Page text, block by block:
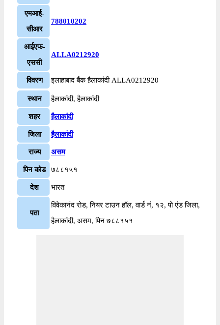
एमआई-
सीआर
788010202
आईएफ-
एससी
ALLA0212920
विवरण इलाहाबाद बैंक हैलाकांदी ALLA0212920
स्थान हैलाकांदी, हैलाकांदी
शहर हैलाकांदी
जिला हैलाकांदी
राज्य असम
पिन कोड ७८८१५१
देश भारत
पता
विवेकानंद रोड, नियर टाउन हॉल, वार्ड नं, १२, पो एंड जिला,
हैलाकांदी, असम, पिन ७८८१५१